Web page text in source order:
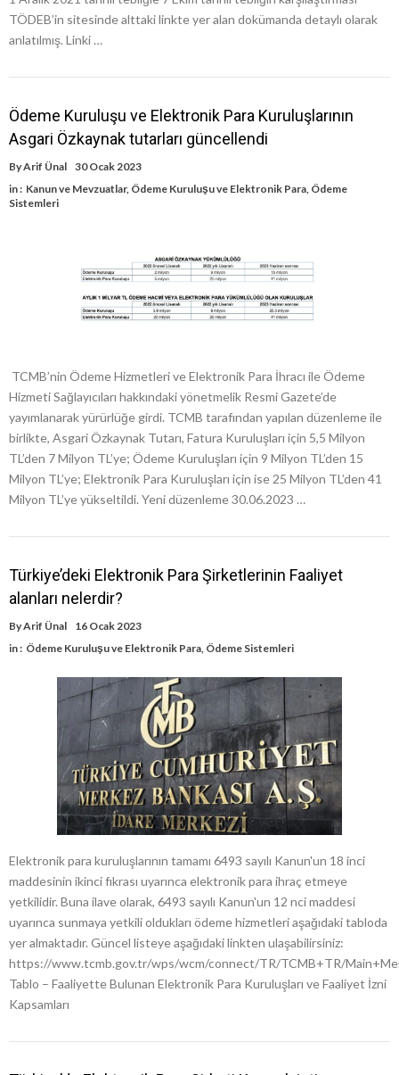
TÖDEB’in sitesinde alttaki linkte yer alan dokümanda detaylı olarak
anlatılmış. Linki …
Ödeme Kuruluşu ve Elektronik Para Kuruluşlarının
Asgari Özkaynak tutarları güncellendi
ByArif Ünal 30 Ocak 2023
in : Kanun ve Mevzuatlar, Ödeme Kuruluşu ve Elektronik Para, Ödeme
Sistemleri
TCMB’nin Ödeme Hizmetleri ve Elektronik Para İhracı ile Ödeme
Hizmeti Sağlayıcıları hakkındaki yönetmelik Resmi Gazete’de
yayımlanarak yürürlüğe girdi. TCMB tarafından yapılan düzenleme ile
birlikte, Asgari Özkaynak Tutarı, Fatura Kuruluşları için 5,5 Milyon
TL’den 7 Milyon TL’ye; Ödeme Kuruluşları için 9 Milyon TL’den 15
Milyon TL’ye; Elektronik Para Kuruluşları için ise 25 Milyon TL’den 41
Milyon TL’ye yükseltildi. Yeni düzenleme 30.06.2023 …
Türkiye’deki Elektronik Para Şirketlerinin Faaliyet
alanları nelerdir?
ByArif Ünal
16 Ocak 2023
in : Ödeme Kuruluşu ve Elektronik Para, Ödeme Sistemleri
Elektronik para kuruluşlarının tamamı 6493 sayılı Kanun'un 18 inci
maddesinin ikinci fıkrası uyarınca elektronik para ihraç etmeye
yetkilidir. Buna ilave olarak, 6493 sayılı Kanun'un 12 nci maddesi
uyarınca sunmaya yetkili oldukları ödeme hizmetleri aşağıdaki tabloda
yer almaktadır. Güncel listeye aşağıdaki linkten ulaşabilirsiniz:
https://www.tcmb.gov.tr/wps/wcm/connect/TR/TCMB+TR/
Tablo – Faaliyette Bulunan Elektronik Para Kuruluşları ve Faaliyet İzni
Kapsamları